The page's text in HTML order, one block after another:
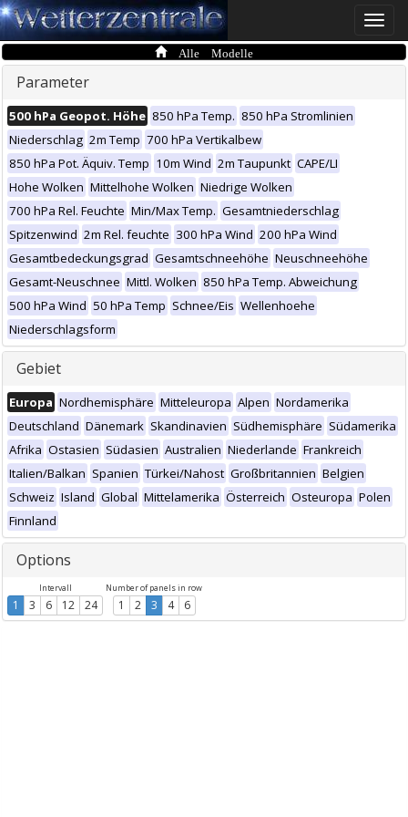
Toggle
Alle Modelle
Parameter
500 hPa Geopot. Höhe 850 hPa Temp. 850 hPa Stromlinien
Niederschlag 2m Temp 700 hPa Vertikalbew
850 hPa Pot. Äquiv. Temp 10m Wind 2m Taupunkt CAPE/LI
Hohe Wolken Mittelhohe Wolken Niedrige Wolken
700 hPa Rel. Feuchte Min/Max Temp. Gesamtniederschlag
Spitzenwind 2m Rel. feuchte 300 hPa Wind 200 hPa Wind
Gesamtbedeckungsgrad Gesamtschneehöhe Neuschneehöhe
Gesamt-Neuschnee Mittl. Wolken 850 hPa Temp. Abweichung
500 hPa Wind 50 hPa Temp Schnee/Eis Wellenhoehe
Niederschlagsform
Gebiet
Europa Nordhemisphäre Mitteleuropa Alpen Nordamerika
Deutschland Dänemark Skandinavien Südhemisphäre Südamerika
Afrika Ostasien Südasien Australien Niederlande Frankreich
Italien/Balkan Spanien Türkei/Nahost Großbritannien Belgien
Schweiz Island Global Mittelamerika Österreich Osteuropa Polen
Finnland
Options
Intervall
1 3 6 12 24
Number of panels in row
1 2 3 4 6